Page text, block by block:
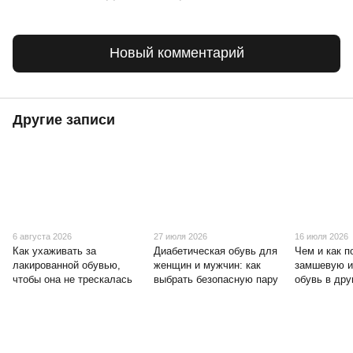
Новый комментарий
Другие записи
6 августа 2026
Как ухаживать за
лакированной обувью,
чтобы она не трескалась
27 июля 2026
Диабетическая обувь для
женщин и мужчин: как
выбрать безопасную пару
16 июля 2026
Чем и как
замшевую
обувь в